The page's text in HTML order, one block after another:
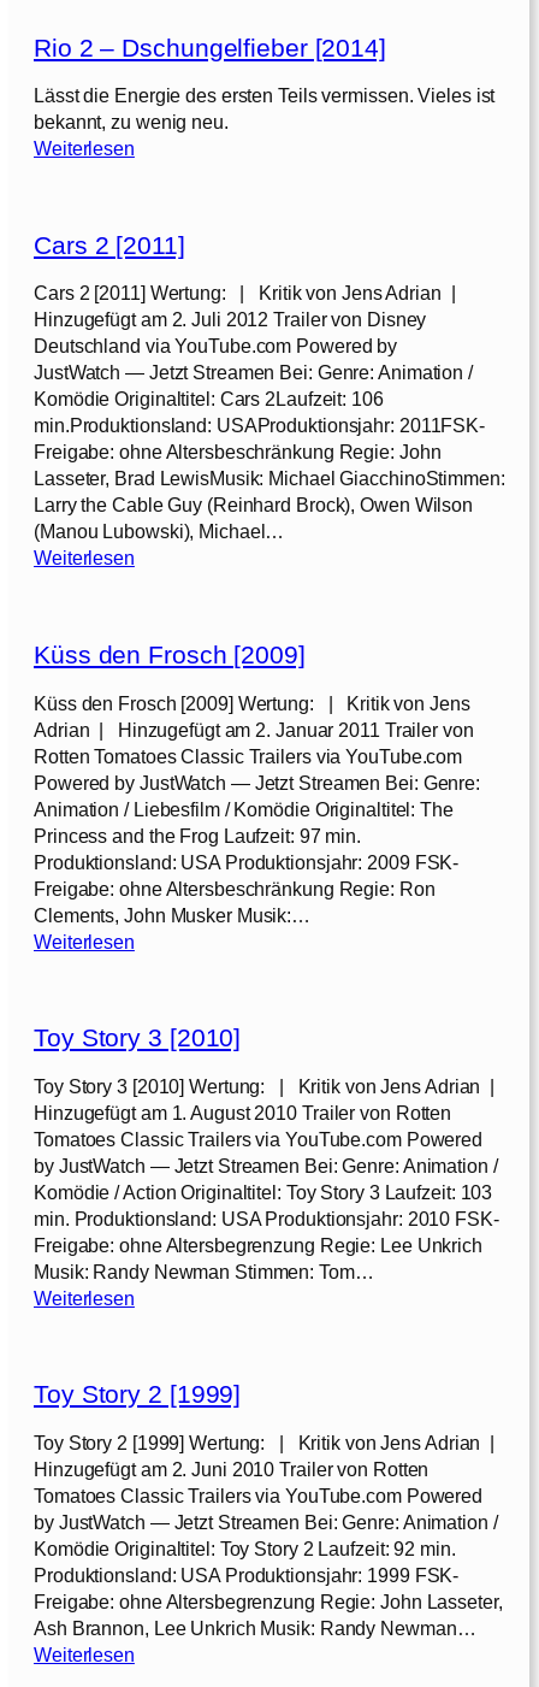
o
S
o
:
l
l
e
s
h
ö
r
t
a
u
f
n
o
m
m
a
n
d
o
[
2
0
]
Rio 2 – Dschungelfieber [2014]
Lässt die Energie des ersten Teils vermissen. Vieles ist
bekannt, zu wenig neu.
Weiterlesen:
2
D
s
c
u
n
g
e
l
f
i
e
[
2
0
1
4
]
Cars 2 [2011]
Cars 2 [2011] Wertung: | Kritik von Jens Adrian |
Hinzugefügt am 2. Juli 2012 Trailer von Disney
Deutschland via YouTube.com Powered by
JustWatch — Jetzt Streamen Bei: Genre: Animation /
Komödie Originaltitel: Cars 2Laufzeit: 106
min.Produktionsland: USAProduktionsjahr: 2011FSK-
Freigabe: ohne Altersbeschränkung Regie: John
Lasseter, Brad LewisMusik: Michael GiacchinoStimmen:
Larry the Cable Guy (Reinhard Brock), Owen Wilson
(Manou Lubowski), Michael…
Weiterlesen:
s
[
2
0
1
1
]
Küss den Frosch [2009]
Küss den Frosch [2009] Wertung: | Kritik von Jens
Adrian | Hinzugefügt am 2. Januar 2011 Trailer von
Rotten Tomatoes Classic Trailers via YouTube.com
Powered by JustWatch — Jetzt Streamen Bei: Genre:
Animation / Liebesfilm / Komödie Originaltitel: The
Princess and the Frog Laufzeit: 97 min.
Produktionsland: USA Produktionsjahr: 2009 FSK-
Freigabe: ohne Altersbeschränkung Regie: Ron
Clements, John Musker Musik:…
Weiterlesen:
s
e
n
F
r
o
s
c
h
[
0
]
Toy Story 3 [2010]
Toy Story 3 [2010] Wertung: | Kritik von Jens Adrian |
Hinzugefügt am 1. August 2010 Trailer von Rotten
Tomatoes Classic Trailers via YouTube.com Powered
by JustWatch — Jetzt Streamen Bei: Genre: Animation /
Komödie / Action Originaltitel: Toy Story 3 Laufzeit: 103
min. Produktionsland: USA Produktionsjahr: 2010 FSK-
Freigabe: ohne Altersbegrenzung Regie: Lee Unkrich
Musik: Randy Newman Stimmen: Tom…
Weiterlesen:
S
o
r
y
3
[
2
0
1
0
Toy Story 2 [1999]
Toy Story 2 [1999] Wertung: | Kritik von Jens Adrian |
Hinzugefügt am 2. Juni 2010 Trailer von Rotten
Tomatoes Classic Trailers via YouTube.com Powered
by JustWatch — Jetzt Streamen Bei: Genre: Animation /
Komödie Originaltitel: Toy Story 2 Laufzeit: 92 min.
Produktionsland: USA Produktionsjahr: 1999 FSK-
Freigabe: ohne Altersbegrenzung Regie: John Lasseter,
Ash Brannon, Lee Unkrich Musik: Randy Newman…
Weiterlesen: